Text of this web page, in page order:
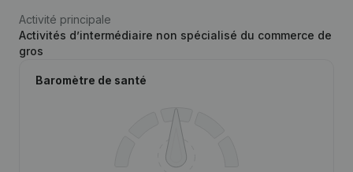
Activité principale
Activités d’intermédiaire non spécialisé du commerce de
gros
Baromètre de santé